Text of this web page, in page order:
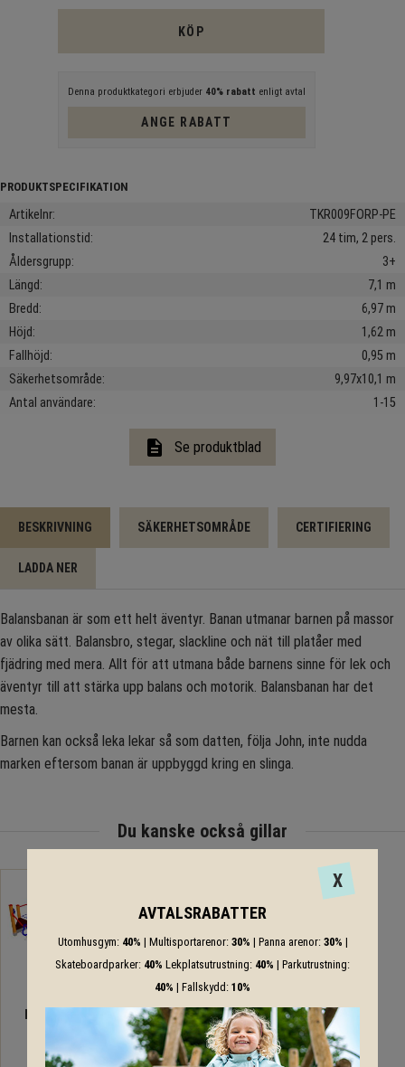
KÖP
Denna produktkategori erbjuder 40% rabatt enligt avtal
ANGE RABATT
Artikelnr
TKR009FORP-PE
Installationstid
24 tim, 2 pers.
Åldersgrupp
3+
Längd
7,1 m
Bredd
6,97 m
Höjd
1,62 m
Fallhöjd
0,95 m
Säkerhetsområde
9,97x10,1 m
Antal användare
1-15
description Se produktblad
BESKRIVNING SÄKERHETSOMRÅDE CERTIFIERING
LADDA NER
Balansbanan är som ett helt äventyr. Banan utmanar barnen på massor
av olika sätt. Balansbro, stegar, slackline och nät till platåer med
fjädring med mera. Allt för att utmana både barnens sinne för lek och
äventyr till att stärka upp balans och motorik. Balansbanan har det
mesta.
Barnen kan också leka lekar så som datten, följa John, inte nudda
marken eftersom banan är uppbyggd kring en slinga.
Du kanske också gillar
Balansbana 8
Balansbanan
Häng med!
En komplett bana!
X
AVTALSRABATTER
Utomhusgym: 40% | Multisportarenor: 30% | Panna arenor: 30% |
Skateboardparker: 40% Lekplatsutrustning: 40% | Parkutrustning:
40% | Fallskydd: 10%